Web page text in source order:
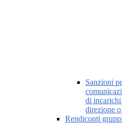
Sanzioni
di
direzione
Rendiconti